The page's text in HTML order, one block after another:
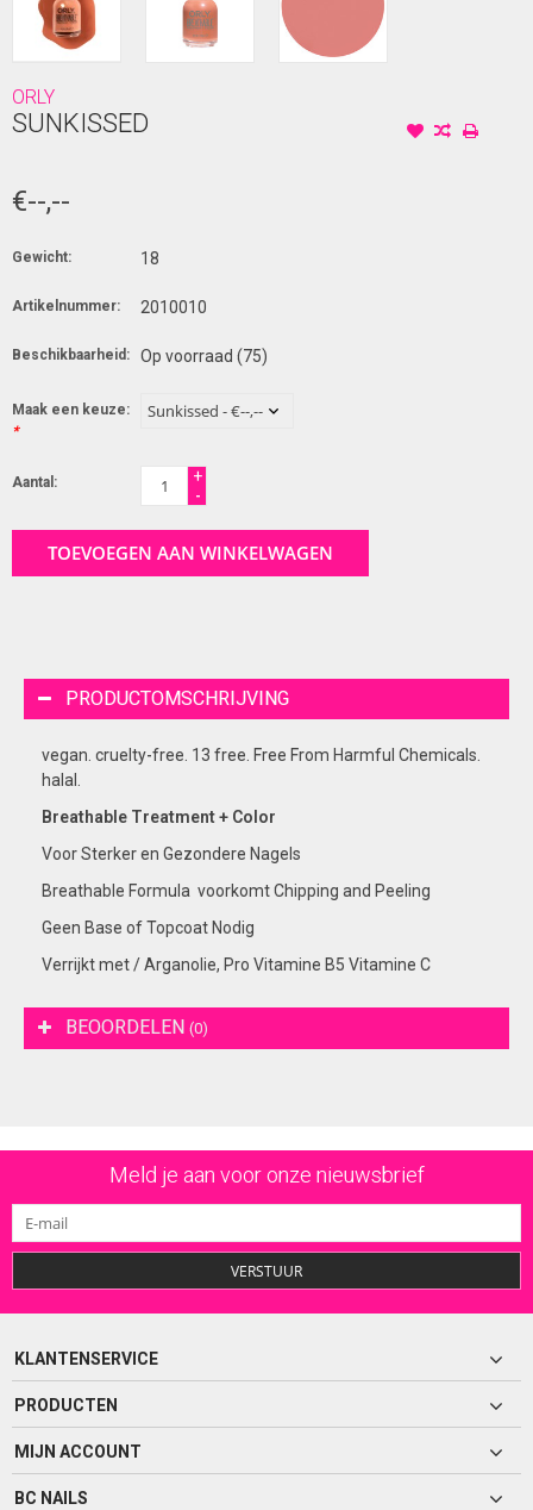
ORLY
SUNKISSED
€--,--
Gewicht: 18
Artikelnummer: 2010010
Beschikbaarheid: Op voorraad (75)
Maak een keuze:
*
Aantal:
+
-
TOEVOEGEN AAN WINKELWAGEN
PRODUCTOMSCHRIJVING
vegan. cruelty-free. 13 free. Free From Harmful Chemicals.
halal.
Breathable Treatment + Color
Voor Sterker en Gezondere Nagels
Breathable Formula voorkomt Chipping and Peeling
Geen Base of Topcoat Nodig
Verrijkt met / Arganolie, Pro Vitamine B5 Vitamine C
BEOORDELEN (0)
Meld je aan voor onze nieuwsbrief
VERSTUUR
KLANTENSERVICE
PRODUCTEN
MIJN ACCOUNT
BC NAILS